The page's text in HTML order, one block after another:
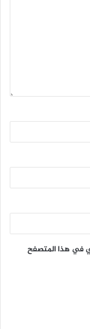
في هذا المتصفح